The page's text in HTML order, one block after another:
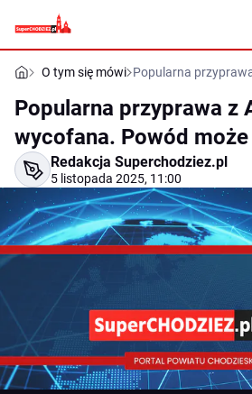
O tym się mówi Popularna
Popularna przyprawa z
wycofana. Powód
Redakcja Superchodziez.pl
5 listopada 2025, 11:00